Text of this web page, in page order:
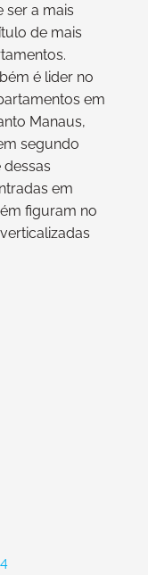
ser a mais
de mais
é lider no
em
Manaus,
segundo
dessas
em
figuram no